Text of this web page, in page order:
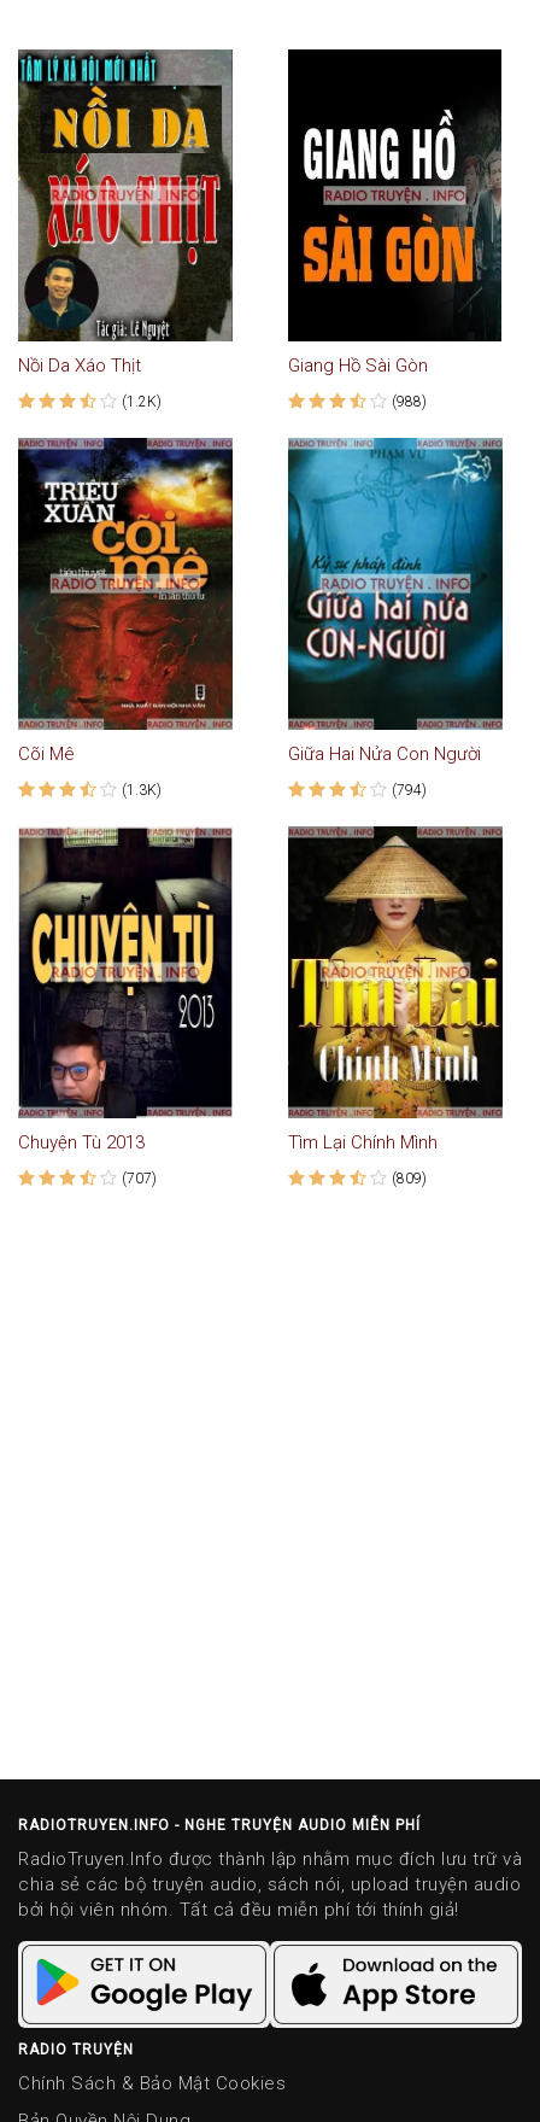
Nồi Da Xáo Thịt
(1.2K)
Giang Hồ Sài Gòn
(988)
Cõi Mê
(1.3K)
Giữa Hai Nửa Con Người
(794)
Chuyện Tù 2013
(707)
Tìm Lại Chính Mình
(809)
RADIOTRUYEN.INFO - NGHE TRUYỆN AUDIO MIỄN PHÍ
RadioTruyen.Info được thành lập nhằm mục đích lưu trữ và
chia sẻ các bộ truyện audio, sách nói, upload truyện audio
bởi hội viên nhóm. Tất cả đều miễn phí tới thính giả!
RADIO TRUYỆN
Chính Sách & Bảo Mật Cookies